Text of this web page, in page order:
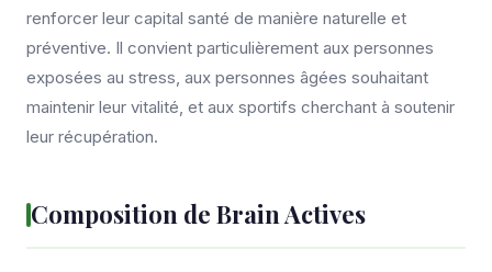
renforcer leur capital santé de manière naturelle et
préventive. Il convient particulièrement aux personnes
exposées au stress, aux personnes âgées souhaitant
maintenir leur vitalité, et aux sportifs cherchant à soutenir
leur récupération.
Composition de Brain Actives